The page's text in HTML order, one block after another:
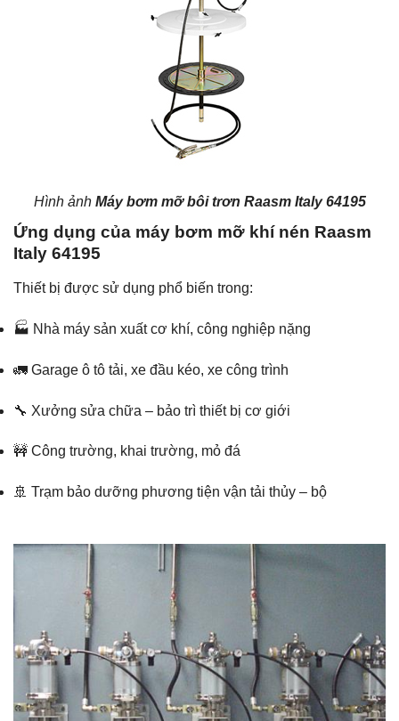
Hình ảnh Máy bơm mỡ bôi trơn Raasm Italy 64195
Ứng dụng của máy bơm mỡ khí nén Raasm
Italy 64195
Thiết bị được sử dụng phổ biến trong:
🏭 Nhà máy sản xuất cơ khí, công nghiệp nặng
🚛 Garage ô tô tải, xe đầu kéo, xe công trình
🔧 Xưởng sửa chữa – bảo trì thiết bị cơ giới
🚧 Công trường, khai trường, mỏ đá
🚢 Trạm bảo dưỡng phương tiện vận tải thủy – bộ